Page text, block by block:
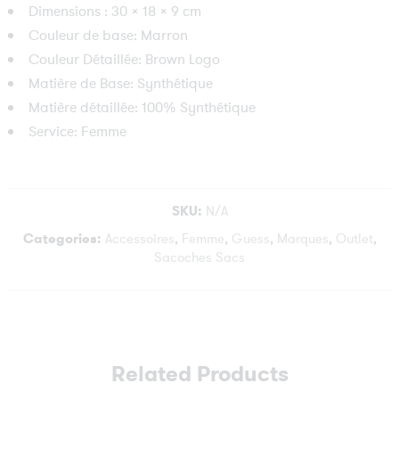
Dimensions : 30 x 18 x 9 cm
Couleur de base: Marron
Couleur Détaillée: Brown Logo
Matière de Base: Synthétique
Matière détaillée: 100% Synthétique
Service: Femme
SKU: N/A
Categories: Accessoires, Femme, Guess, Marques, Outlet,
Sacoches Sacs
Related Products